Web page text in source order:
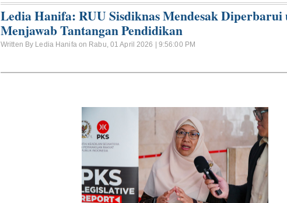
Ledia Hanifa: RUU Sisdiknas Mendesak
Menjawab Tantangan Pendidikan
Written By Ledia Hanifa on Rabu, 01 April 2026 | 9:56:00 PM